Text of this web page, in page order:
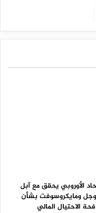
الأوروبي يحقق مع آبل
ومايكروسوفت بشأن
الاحتيال المالي